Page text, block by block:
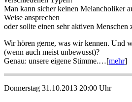
Man kann sicher keinen Melancholiker
Weise ansprechen
oder sollte einen sehr aktiven Menschen
Wir hören gerne, was wir kennen. Und
(wenn auch meist unbewusst)?
Genau: unsere eigene Stimme.…[mehr]
Donnerstag 31.10.2013 20:00 Uhr